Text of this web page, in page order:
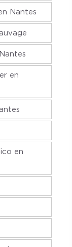
Nantes
en
en